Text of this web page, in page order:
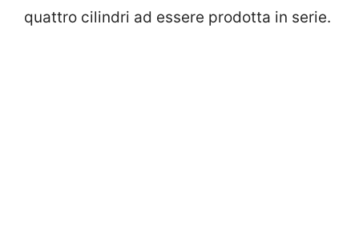
quattro cilindri ad essere prodotta in serie.